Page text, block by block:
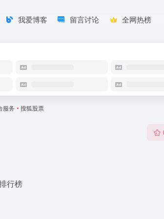
我爱博客 留言讨论 全网热榜
服务 • 搜狐股票
行榜